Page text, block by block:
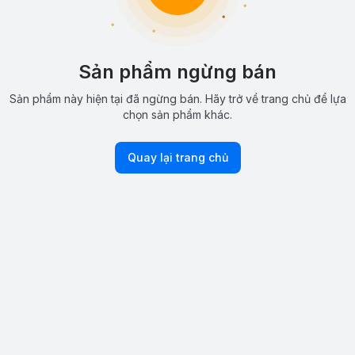
Sản phẩm ngừng bán
Sản phẩm này hiện tại đã ngừng bán. Hãy trở về trang chủ để lựa
chọn sản phẩm khác.
Quay lại trang chủ